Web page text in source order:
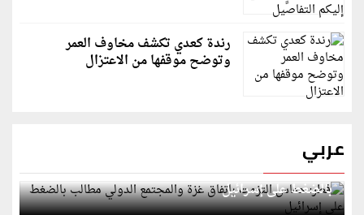
رندة كعدي تكشف مخاوف العمر
وتوضح موقفها من الاعتزال
عربي
قطر: حماس التزمت باتفاق غزة والمجتمع الدولي مطالب
بالضغط على إسرائيل